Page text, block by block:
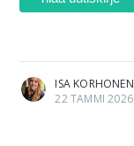
ISA KORHONEN
22 TAMMI 2026